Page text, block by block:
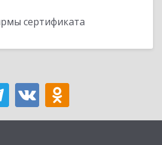
сертификата